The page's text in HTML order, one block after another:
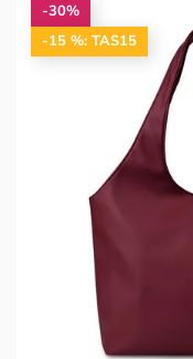
-30%
-15 %: TAS15